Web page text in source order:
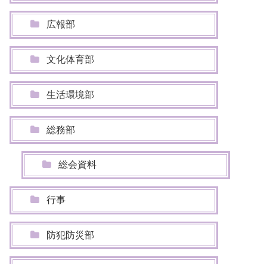
広報部
文化体育部
生活環境部
総務部
総会資料
行事
防犯防災部